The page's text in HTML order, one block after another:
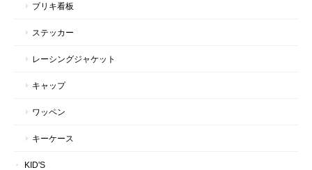
ブリキ看板
ステッカー
レーシングジャケット
キャップ
ワッペン
キーケース
KID'S